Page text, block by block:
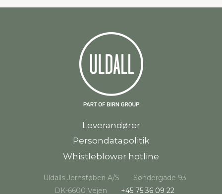
Leverandører
Persondatapolitik
Whistleblower hotline
Uldalls Jernstøberi A/S
Søndergade 93
DK-6600 Vejen
+45 75 36 09 22